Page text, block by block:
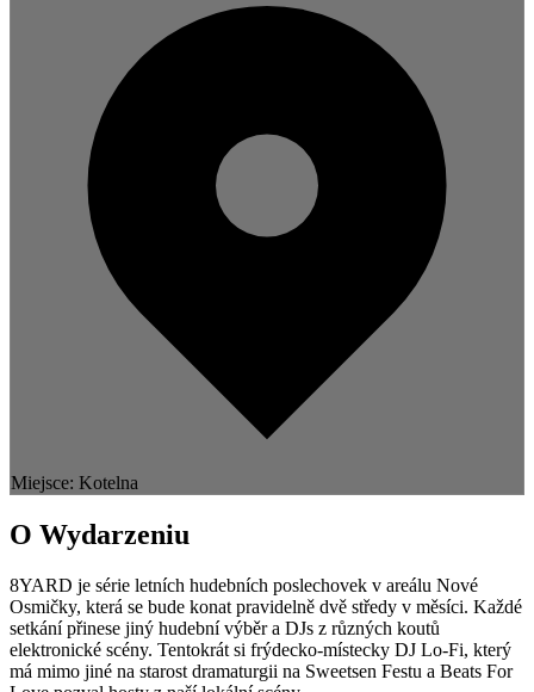
Miejsce: Kotelna
O Wydarzeniu
8YARD je série letních hudebních poslechovek v areálu Nové
Osmičky, která se bude konat pravidelně dvě středy v měsíci. Každé
setkání přinese jiný hudební výběr a DJs z různých koutů
elektronické scény. Tentokrát si frýdecko-místecky DJ Lo-Fi, který
má mimo jiné na starost dramaturgii na Sweetsen Festu a Beats For